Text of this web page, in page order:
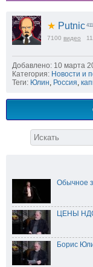
★ Putnic
7100 видео
Добавлено: 10 марта
Категория: Новости и
Теги: Юлин Россия
Обычное
ЦЕНЫ
Борис